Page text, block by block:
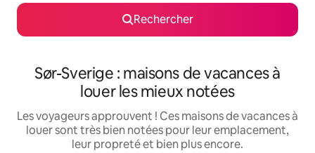
Rechercher
Sør-Sverige : maisons de vacances à
louer les mieux notées
Les voyageurs approuvent ! Ces maisons de vacances à
louer sont très bien notées pour leur emplacement,
leur propreté et bien plus encore.